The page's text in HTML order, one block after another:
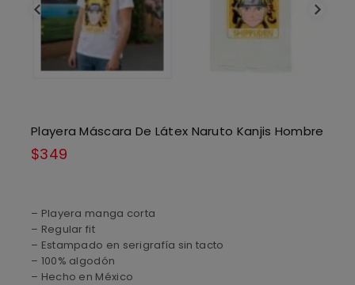
Playera Máscara De Látex Naruto Kanjis Hombre
$349
– Playera manga corta
– Regular fit
– Estampado en serigrafía sin tacto
– 100% algodón
– Hecho en México